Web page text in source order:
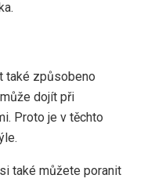
také způsobeno
dojít při
Proto je v těchto
také můžete poranit